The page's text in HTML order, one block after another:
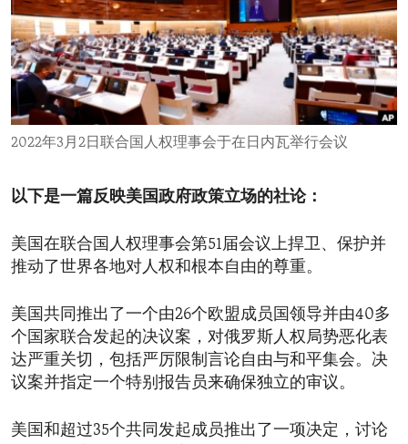
ECONOMY AND TRADE
ENVIRONMENT AND HEALTH
IDEALS AND INSTITUTIONS
2022年3月2日联合国人权理事会于在日内瓦举行会议
以下是一篇反映美国政府政策立场的社论：
美国在联合国人权理事会第51届会议上捍卫、保护并
推动了世界各地对人权和根本自由的尊重。
美国共同推出了一个由26个欧盟成员国领导并由40多
个国家联合发起的决议案，对俄罗斯人权局势恶化表
达严重关切，包括严厉限制言论自由与和平集会。决
议案并指定一个特别报告员来确保独立的审议。
美国和超过35个共同发起成员推出了一项决定，讨论